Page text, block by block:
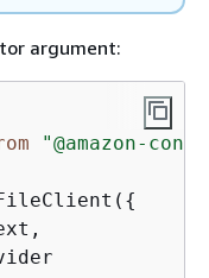
argument:
"@amazon-
{